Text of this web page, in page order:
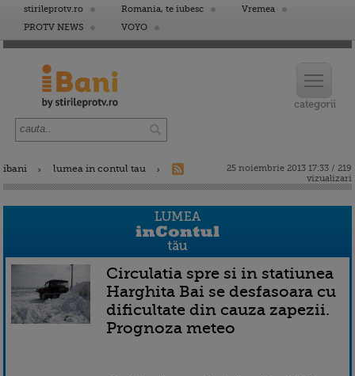
stirileprotv.ro Romania, te iubesc
Vremea
PROTV NEWS
VOYO
ibani lumea in contul tau
25 noiembrie 2013 17:33 / 219
vizualizari
Circulatia spre si in statiunea
Harghita Bai se desfasoara cu
dificultate din cauza zapezii.
Prognoza meteo